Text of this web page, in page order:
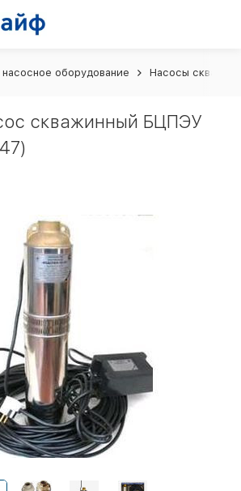
оборудование Насосы
скважинный БЦПЭУ